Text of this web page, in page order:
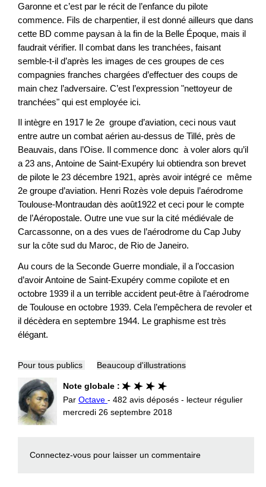
Garonne et c’est par le récit de l’enfance du pilote
commence. Fils de charpentier, il est donné ailleurs que dans
cette BD comme paysan à la fin de la Belle Époque, mais il
faudrait vérifier. Il combat dans les tranchées, faisant
semble-t-il d’après les images de ces groupes de ces
compagnies franches chargées d’effectuer des coups de
main chez l’adversaire. C’est l’expression "nettoyeur de
tranchées" qui est employée ici.
Il intègre en 1917 le 2e groupe d’aviation, ceci nous vaut
entre autre un combat aérien au-dessus de Tillé, près de
Beauvais, dans l’Oise. Il commence donc à voler alors qu’il
a 23 ans, Antoine de Saint-Exupéry lui obtiendra son brevet
de pilote le 23 décembre 1921, après avoir intégré ce même
2e groupe d’aviation. Henri Rozès vole depuis l’aérodrome
Toulouse-Montraudan dès août1922 et ceci pour le compte
de l’Aéropostale. Outre une vue sur la cité médiévale de
Carcassonne, on a des vues de l’aérodrome du Cap Juby
sur la côte sud du Maroc, de Rio de Janeiro.
Au cours de la Seconde Guerre mondiale, il a l’occasion
d’avoir Antoine de Saint-Exupéry comme copilote et en
octobre 1939 il a un terrible accident peut-être à l’aérodrome
de Toulouse en octobre 1939. Cela l’empêchera de revoler et
il décèdera en septembre 1944. Le graphisme est très
élégant.
Pour tous publics Beaucoup d'illustrations
Note globale :
Par Octave - 482 avis déposés - lecteur régulier
mercredi 26 septembre 2018
Connectez-vous pour laisser un commentaire